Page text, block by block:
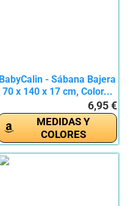
BabyCalin - Sábana Bajera
70 x 140 x 17 cm, Color...
6,95 €
MEDIDAS Y
COLORES